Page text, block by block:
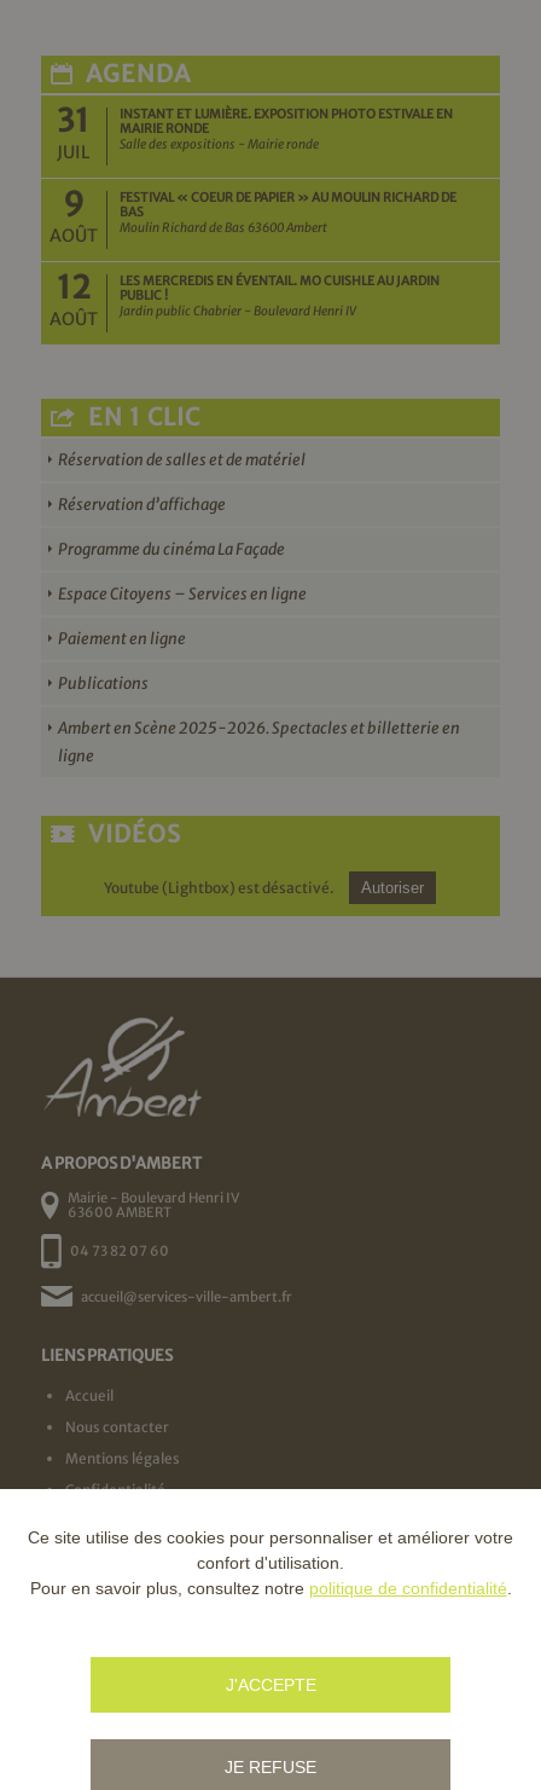
AGENDA
31
JUIL
INSTANT ET LUMIÈRE. EXPOSITION PHOTO ESTIVALE EN
MAIRIE RONDE
Salle des expositions - Mairie ronde
9
AOÛT
FESTIVAL « COEUR DE PAPIER » AU MOULIN RICHARD DE
BAS
Moulin Richard de Bas 63600 Ambert
12
AOÛT
LES MERCREDIS EN ÉVENTAIL. MO CUISHLE AU JARDIN
PUBLIC !
Jardin public Chabrier - Boulevard Henri IV
EN 1 CLIC
Réservation de salles et de matériel
Réservation d’affichage
Programme du cinéma La Façade
Espace Citoyens – Services en ligne
Paiement en ligne
Publications
Ambert en Scène 2025-2026. Spectacles et billetterie en
ligne
VIDÉOS
Youtube (Lightbox) est désactivé. Autoriser
A PROPOS D'AMBERT
Mairie - Boulevard Henri IV
63600 AMBERT
04 73 82 07 60
accueil@services-ville-ambert.fr
LIENS PRATIQUES
Accueil
Nous contacter
Mentions légales
Confidentialité
NOS LABELS
Ce site utilise des cookies pour personnaliser et améliorer votre
confort d'utilisation.
Pour en savoir plus, consultez notre politique de confidentialité
J'ACCEPTE
JE REFUSE